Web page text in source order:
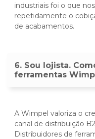
industriais foi o que
repetidamente o
de acabamentos.
6. Sou lojista.
ferramentas
A Wimpel valoriza o
canal de distribuição
Distribuidores de